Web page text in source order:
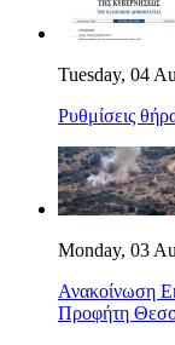
Tuesday, 04
Ρυθμίσεις
Monday, 03
Ανακοίνωση
Προφήτη